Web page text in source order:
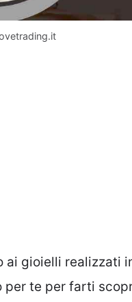
gioielli realizzati
te per farti